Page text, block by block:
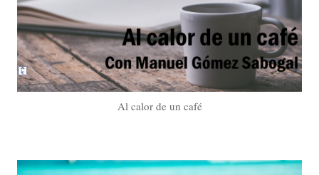
Al calor de un café